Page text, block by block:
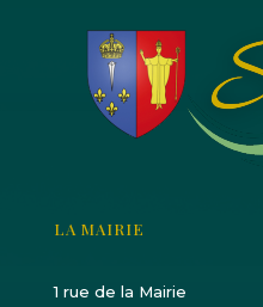
LA MAIRIE
1 rue de la Mairie